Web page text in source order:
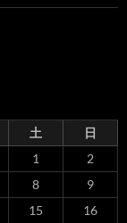
土
日
1
2
8
9
15
16